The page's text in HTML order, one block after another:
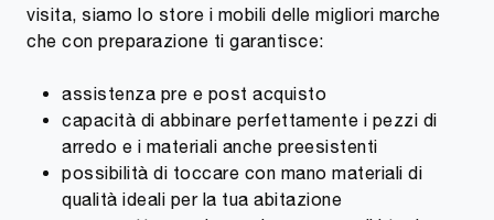
visita, siamo lo store i mobili delle migliori marche
che con preparazione ti garantisce:
assistenza pre e post acquisto
capacità di abbinare perfettamente i pezzi di
arredo e i materiali anche preesistenti
possibilità di toccare con mano materiali di
qualità ideali per la tua abitazione